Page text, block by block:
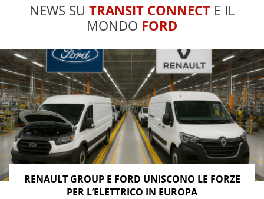
NEWS SU TRANSIT CONNECT E IL
MONDO FORD
RENAULT GROUP E FORD UNISCONO LE FORZE
PER L’ELETTRICO IN EUROPA